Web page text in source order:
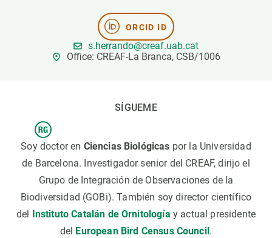
ORCID ID
s.herrando@creaf.uab.cat
Office: CREAF-La Branca, CSB/1006
SÍGUEME
Soy doctor en Ciencias Biológicas por la Universidad
de Barcelona. Investigador senior del CREAF, dirijo el
Grupo de Integración de Observaciones de la
Biodiversidad (GOBi). También soy director científico
del Instituto Catalán de Ornitología y actual presidente
del European Bird Census Council.